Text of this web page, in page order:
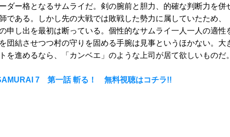
ダー格となるサムライだ。剣の腕前と胆力、的確な判断力を併
である。しかし先の大戦では敗戦した勢力に属していたため、
申し出を最初は断っている。個性的なサムライ一人一人の適性
団結させつつ村の守りを固める手腕は見事というほかない。大
を進めるなら、「カンベエ」のような上司が居て欲しいものだ。
7 第一話 斬る！ 無料視聴はコチラ!!